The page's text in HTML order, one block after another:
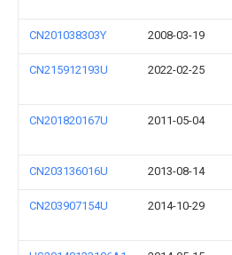
CN201038303Y 2008-03-19
CN215912193U 2022-02-25
CN201820167U 2011-05-04
CN203136016U 2013-08-14
CN203907154U 2014-10-29